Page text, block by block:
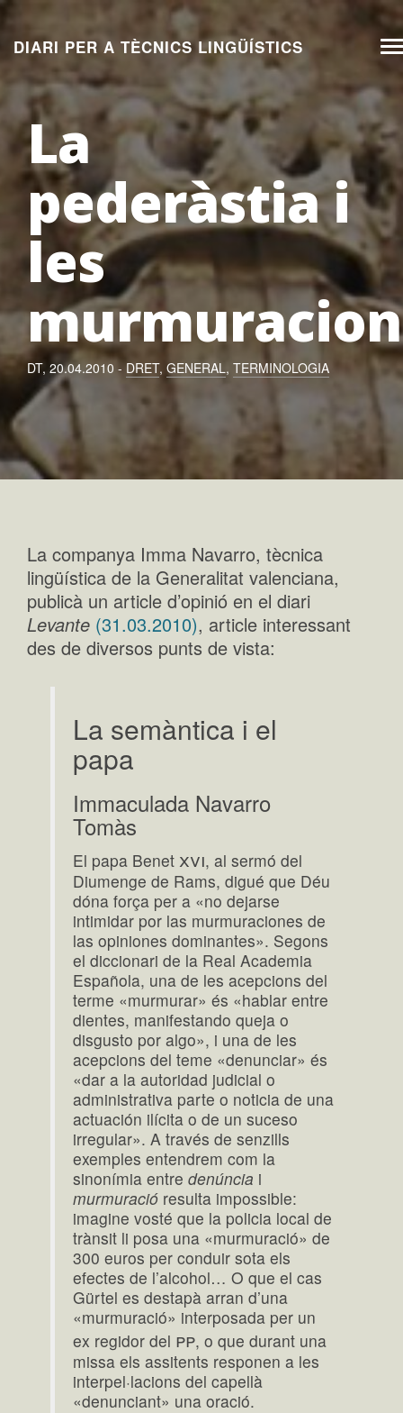
Aneu
contingut
DIARI PER A TÈCNICS LINGÜÍSTICS
La
pederàstia i
les
DT, 20.04.2010 - DRET, GENERAL, TERMINOLOGIA
La companya Imma Navarro, tècnica
lingüística de la Generalitat valenciana,
publicà un article d’opinió en el diari
Levante (31.03.2010), article interessant
des de diversos punts de vista:
La semàntica i el
papa
Immaculada Navarro
Tomàs
El papa Benet xvi, al sermó del
Diumenge de Rams, digué que Déu
dóna força per a «no dejarse
intimidar por las murmuraciones de
las opiniones dominantes». Segons
el diccionari de la Real Academia
Española, una de les acepcions del
terme «murmurar» és «hablar entre
dientes, manifestando queja o
disgusto por algo», i una de les
acepcions del teme «denunciar» és
«dar a la autoridad judicial o
administrativa parte o noticia de una
actuación ilícita o de un suceso
irregular». A través de senzills
exemples entendrem com la
sinonímia entredenúncia i
murmuració resulta impossible:
imagine vosté que la policia local de
trànsit li posa una «murmuració» de
300 euros per conduir sota els
efectes de l’alcohol… O que el cas
Gürtel es destapà arran d’una
«murmuració» interposada per un
ex regidor del pp, o que durant una
missa els assitents responen a les
interpel·lacions del capellà
«denunciant» una oració.